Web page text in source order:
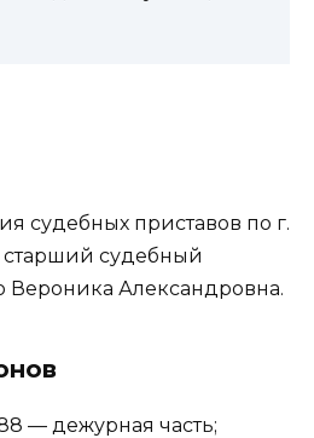
судебных приставов по г.
судебный
Вероника Александровна.
— дежурная часть;